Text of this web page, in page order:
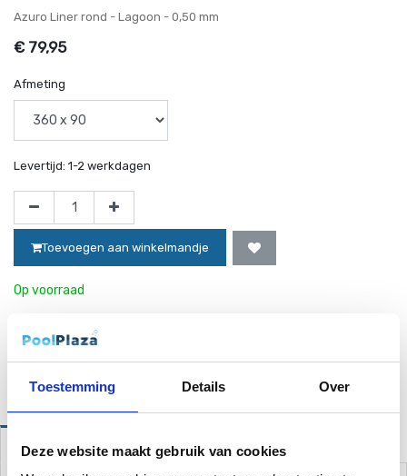
Toestemming Details Over
Deze website maakt gebruik van cookies
Azuro Liner rond - Lagoon - 0,50 mm
€ 79,95
Afmeting
Levertijd: 1-2 werkdagen
Toevoegen aan winkelmandje
Op voorraad
Website bestellingen boven de 50 euro worden gratis verzonden!*
Omschrijving Eigenschappen